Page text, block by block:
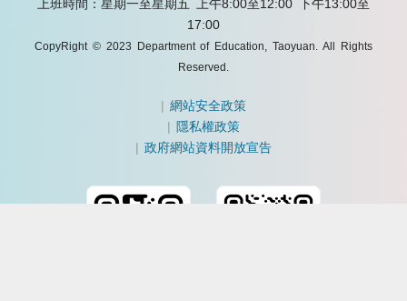
上班時間：星期一至星期五 上午8:00至12:00 下午13:00至
17:00
CopyRight © 2023 Department of Education, Taoyuan. All Rights
Reserved.
|網站安全政策
| 隱私權政策
|政府網站資料開放宣告